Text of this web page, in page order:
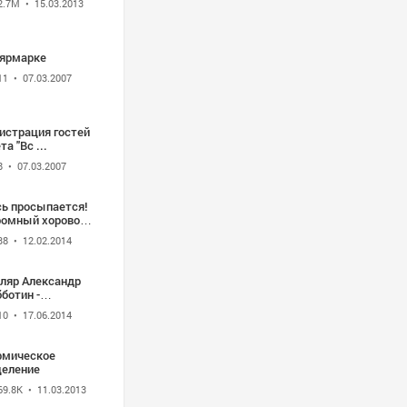
• 15.03.2013
• 07.03.2007
гостей
"Вс ...
• 07.03.2007
просыпается!
хоровод!
традиций
• 12.02.2014
Александр
-
• 17.06.2014
• 11.03.2013